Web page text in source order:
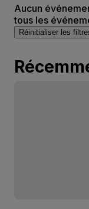
Aucun
tous les
Réinitialiser les